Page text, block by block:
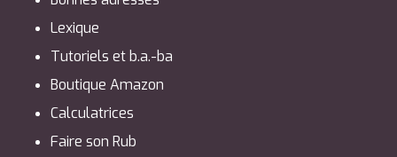
Lexique
Tutoriels et b.a.-ba
Boutique Amazon
Calculatrices
Faire son Rub